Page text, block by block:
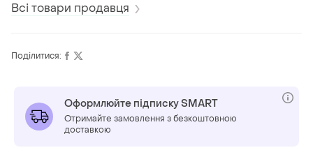
Всі товари продавця
Поділитися:
Оформлюйте підписку SMART
Отримайте замовлення з безкоштовною
доставкою